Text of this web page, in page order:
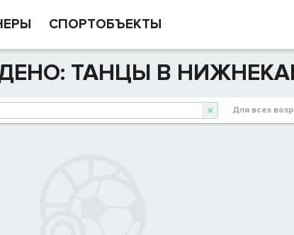
СПОРТОБЪЕКТЫ
ТАНЦЫ В
 Для всех